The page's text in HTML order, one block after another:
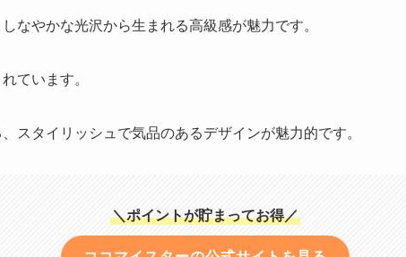
なやかな光沢から生まれる高級感が魅力です。
ています。
スタイリッシュで気品のあるデザインが魅力的です。
＼ポイントが貯まってお得／